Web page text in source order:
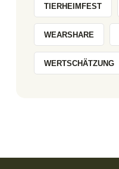
TIERHEIMFEST
WEARSHARE
WERTSCHÄTZUNG